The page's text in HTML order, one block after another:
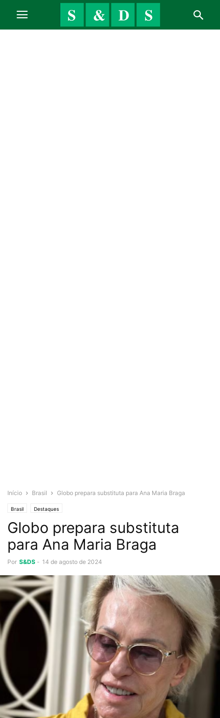
Início Brasil Globo prepara substituta para Ana Maria Braga
Brasil Destaques
Globo prepara substituta
para Ana Maria Braga
Por S&DS - 14 de agosto de 2024